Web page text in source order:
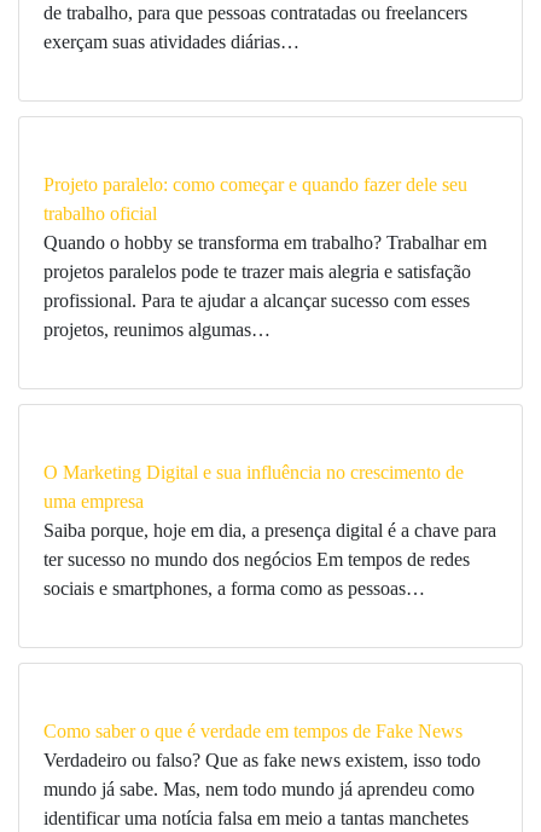
de trabalho, para que pessoas contratadas ou freelancers
exerçam suas atividades diárias…
Projeto paralelo: como começar e quando fazer dele seu
trabalho oficial
Quando o hobby se transforma em trabalho? Trabalhar em
projetos paralelos pode te trazer mais alegria e satisfação
profissional. Para te ajudar a alcançar sucesso com esses
projetos, reunimos algumas…
O Marketing Digital e sua influência no crescimento de
uma empresa
Saiba porque, hoje em dia, a presença digital é a chave para
ter sucesso no mundo dos negócios Em tempos de redes
sociais e smartphones, a forma como as pessoas…
Como saber o que é verdade em tempos de Fake News
Verdadeiro ou falso? Que as fake news existem, isso todo
mundo já sabe. Mas, nem todo mundo já aprendeu como
identificar uma notícia falsa em meio a tantas manchetes